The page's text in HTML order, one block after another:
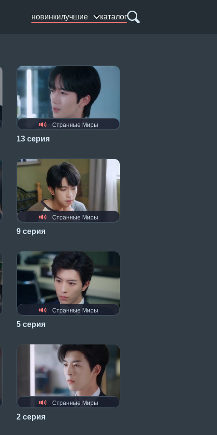
новинкилучшие каталог
Странные Миры
13 серия
Странные Миры
9 серия
Странные Миры
5 серия
Странные Миры
2 серия